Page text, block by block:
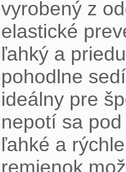
vyrobený z
elastické
ľahký a
pohodlne
ideálny pre
nepotí sa
ľahké a
remienok